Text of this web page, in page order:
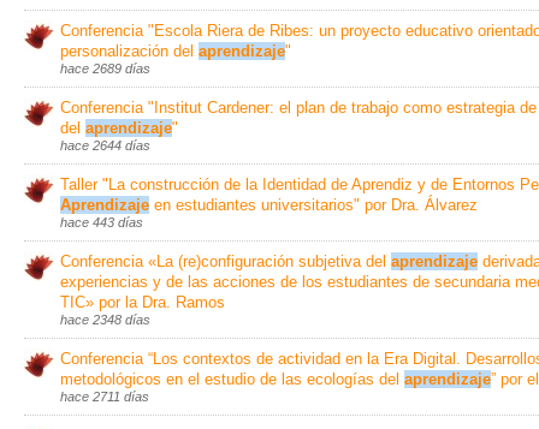
Conferencia "Escola Riera de Ribes: un proyecto educativo
personalización del aprendizaje"
hace 2689 días
Conferencia "Institut Cardener: el plan de trabajo como estrategia
del aprendizaje"
hace 2644 días
Taller "La construcción de la Identidad de Aprendiz y de Entornos
Aprendizaje en estudiantes universitarios" por Dra. Álvarez
hace 443 días
Conferencia «La (re)configuración subjetiva del aprendizaje
experiencias y de las acciones de los estudiantes de secundaria
TIC» por la Dra. Ramos
hace 2348 días
Conferencia “Los contextos de actividad en la Era Digital.
metodológicos en el estudio de las ecologías del aprendizaje” por
hace 2711 días